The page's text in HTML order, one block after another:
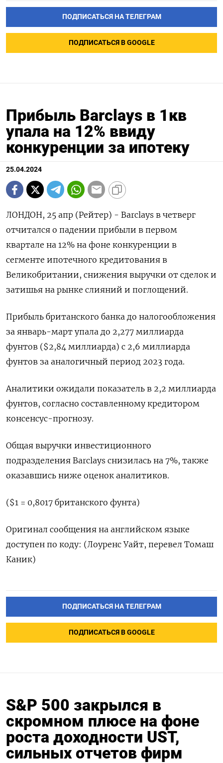
ПОДПИСАТЬСЯ НА ТЕЛЕГРАМ
ПОДПИСАТЬСЯ В GOOGLE
Прибыль Barclays в 1кв
упала на 12% ввиду
конкуренции за ипотеку
25.04.2024
ЛОНДОН, 25 апр (Рейтер) - Barclays в четверг
отчитался о падении прибыли в первом
квартале на 12% на фоне конкуренции в
сегменте ипотечного кредитования в
Великобритании, снижения выручки от сделок и
затишья на рынке слияний и поглощений.
Прибыль британского банка до налогообложения
за январь-март упала до 2,277 миллиарда
фунтов ($2,84 миллиарда) с 2,6 миллиарда
фунтов за аналогичный период 2023 года.
Аналитики ожидали показатель в 2,2 миллиарда
фунтов, согласно составленному кредитором
консенсус-прогнозу.
Общая выручки инвестиционного
подразделения Barclays снизилась на 7%, также
оказавшись ниже оценок аналитиков.
($1 = 0,8017 британского фунта)
Оригинал сообщения на английском языке
доступен по коду: (Лоуренс Уайт, перевел Томаш
Каник)
ПОДПИСАТЬСЯ НА ТЕЛЕГРАМ
ПОДПИСАТЬСЯ В GOOGLE
S&P 500 закрылся в
скромном плюсе на фоне
роста доходности UST,
сильных отчетов фирм